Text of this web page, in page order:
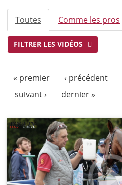
ONGLETS
PRINCIPAUX
Toutes (onglet
actif)
Comme les pros
FILTRER LES VIDÉOS
« premier ‹ précédent
suivant ›
dernier »